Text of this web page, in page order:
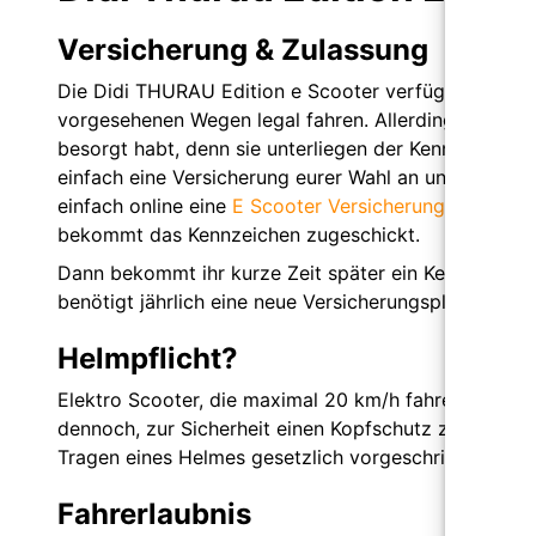
Versicherung & Zulassung
Die Didi THURAU Edition e Scooter verfügen alle
vorgesehenen Wegen legal fahren. Allerdings erst,
besorgt habt, denn sie unterliegen der
einfach eine Versicherung eurer Wahl an und
einfach online eine E Scooter Versicherung
bekommt das Kennzeichen zugeschickt.
Dann bekommt ihr kurze Zeit später ein
benötigt jährlich eine neue Versicherungsplakette,
Helmpflicht?
Elektro Scooter, die maximal 20 km/h fahren
dennoch, zur Sicherheit einen Kopfschutz zu
Tragen eines Helmes gesetzlich vorgeschrieben.
Fahrerlaubnis